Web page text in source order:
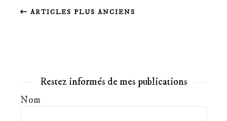
ARTICLES PLUS ANCIENS
Restez informés de mes publications
Nom